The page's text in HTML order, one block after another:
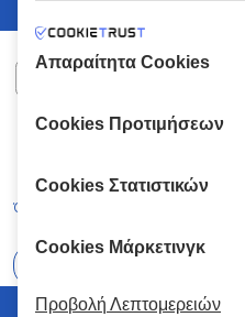
Όροι και Προϋποθέσεις
Απαραίτητα Cookies
Cookies Προτιμήσεων
Cookies Στατιστικών
Cookies Μάρκετινγκ
Προβολή Λεπτομερειών